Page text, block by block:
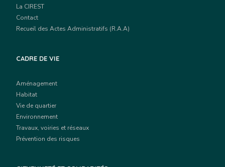
La CIREST
Contact
Recueil des Actes Administratifs (R.A.A)
CADRE DE VIE
Aménagement
Habitat
Vie de quartier
Environnement
Travaux, voiries et réseaux
Prévention des risques